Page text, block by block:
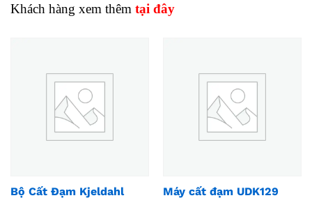
Khách hàng xem thêm tại đây
Bộ Cất Đạm Kjeldahl Máy cất đạm UDK129